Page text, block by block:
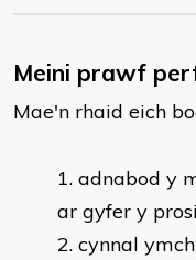
Meini prawf
Mae'n rhaid eich
​adnabod y
ar gyfer y
cynnal